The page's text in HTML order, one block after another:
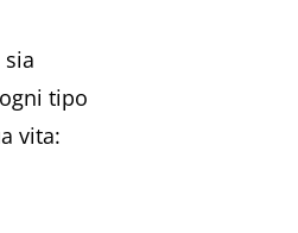
sia
tipo
vita: